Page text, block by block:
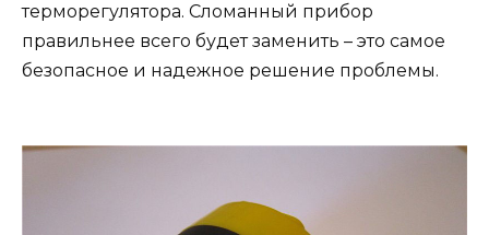
терморегулятора. Сломанный прибор
правильнее всего будет заменить – это самое
безопасное и надежное решение проблемы.